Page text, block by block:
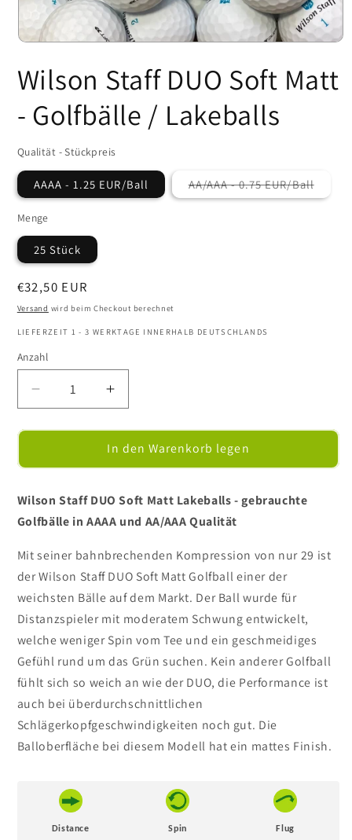
in
Modal
Wilson Staff DUO Soft Matt
- Golfbälle / Lakeballs
Qualität - Stückpreis
AAAA - 1.25 EUR/Ball AA/AAA - 0.75 EUR/Ball
Variante
ausverkauft
Menge
25 Stück
Normaler
Preis
€32,50 EUR
Versand wird beim Checkout berechnet
LIEFERZEIT 1 - 3 WERKTAGE INNERHALB DEUTSCHLANDS
Anzahl
Verringere
die
Menge
Wilson
DUO
Soft
-
Golfbälle
Lakeballs
Erhöhe
die
Menge
für
Wilson
DUO
Soft
-
Golfbälle
/
Lakeballs
In den Warenkorb legen
Wilson Staff DUO Soft Matt Lakeballs - gebrauchte
Golfbälle in AAAA und AA/AAA Qualität
Mit seiner bahnbrechenden Kompression von nur 29 ist
der Wilson Staff DUO Soft Matt Golfball einer der
weichsten Bälle auf dem Markt. Der Ball wurde für
Distanzspieler mit moderatem Schwung entwickelt,
welche weniger Spin vom Tee und ein geschmeidiges
Gefühl rund um das Grün suchen. Kein anderer Golfball
fühlt sich so weich an wie der DUO, die Performance ist
auch bei überdurchschnittlichen
Schlägerkopfgeschwindigkeiten noch gut. Die
Balloberfläche bei diesem Modell hat ein mattes Finish.
Distance Spin Flug